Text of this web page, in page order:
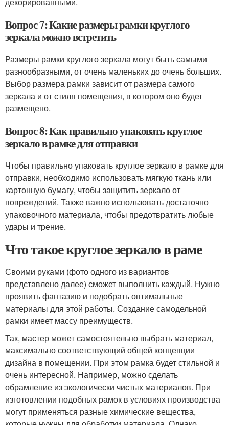
Вопрос 7: Какие размеры рамки круглого
зеркала можно встретить
Размеры рамки круглого зеркала могут быть самыми
разнообразными, от очень маленьких до очень больших.
Выбор размера рамки зависит от размера самого
зеркала и от стиля помещения, в котором оно будет
размещено.
Вопрос 8: Как правильно упаковать круглое
зеркало в рамке для отправки
Чтобы правильно упаковать круглое зеркало в рамке для
отправки, необходимо использовать мягкую ткань или
картонную бумагу, чтобы защитить зеркало от
повреждений. Также важно использовать достаточно
упаковочного материала, чтобы предотвратить любые
удары и трение.
Что такое круглое зеркало в раме
Своими руками (фото одного из вариантов
представлено далее) сможет выполнить каждый. Нужно
проявить фантазию и подобрать оптимальные
материалы для этой работы. Создание самодельной
рамки имеет массу преимуществ.
Так, мастер может самостоятельно выбрать материал,
максимально соответствующий общей концепции
дизайна в помещении. При этом рамка будет стильной и
очень интересной. Например, можно сделать
обрамление из экологически чистых материалов. При
изготовлении подобных рамок в условиях производства
могут применяться разные химические вещества,